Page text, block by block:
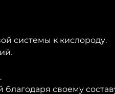
системы к кислороду.
своему